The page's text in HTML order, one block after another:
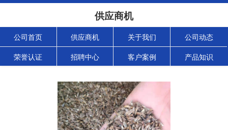
供应商机
公司首页 供应商机 关于我们 公司动态
荣誉认证 招聘中心 客户案例 产品知识